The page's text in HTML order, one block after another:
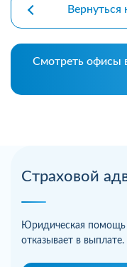
Страховой
Юридическая помощь
отказывает в выплате.
Смотреть офисы